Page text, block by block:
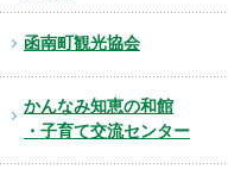
函南町観光協会
かんなみ知恵の和館
・子育て交流センター